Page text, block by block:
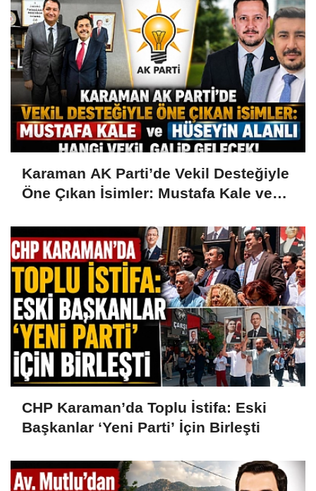
Karaman AK Parti’de Vekil Desteğiyle
Öne Çıkan İsimler: Mustafa Kale ve
CHP Karaman’da Toplu İstifa: Eski
Başkanlar ‘Yeni Parti’ İçin Birleşti